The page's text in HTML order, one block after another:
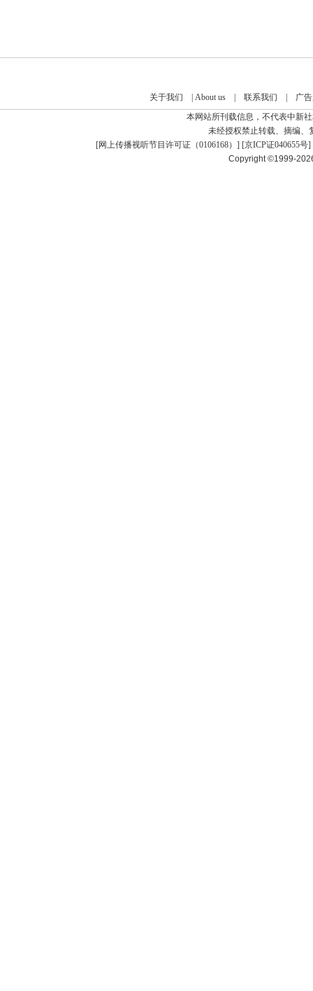
关于我们 About us| 联系我们
广
本网站所刊载信息，不代表中新
未经授权禁止转载、摘编、
[网上传播视听节目许可证（0106168） ] [京ICP证040655号]
Copyright ©1999-